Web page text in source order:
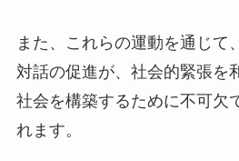
また、これらの運動を通じて
対話の促進が、社会的緊張を
社会を構築するために不可欠
れます。